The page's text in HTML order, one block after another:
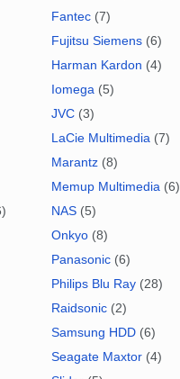
Fantec (7)
Fujitsu Siemens (6)
Harman Kardon (4)
Iomega (5)
JVC (3)
LaCie Multimedia (7)
Marantz (8)
Memup Multimedia (6)
NAS (5)
Onkyo (8)
Panasonic (6)
Philips Blu Ray (28)
Raidsonic (2)
Samsung HDD (6)
Seagate Maxtor (4)